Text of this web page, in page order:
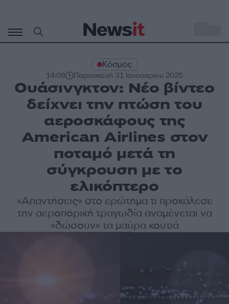
περιεχόμενο
Κόσμος
14:08 Παρασκευή 31 Ιανουαρίου 2025
Ουάσινγκτον: Νέο βίντεο
δείχνει την πτώση του
αεροσκάφους της
American Airlines στον
ποταμό μετά τη
σύγκρουση με το
ελικόπτερο
«Απαντήσεις» στο ερώτημα τι προκάλεσε
την αεροπορική τραγωδία αναμένεται να
«δώσουν» τα μαύρα κουτιά